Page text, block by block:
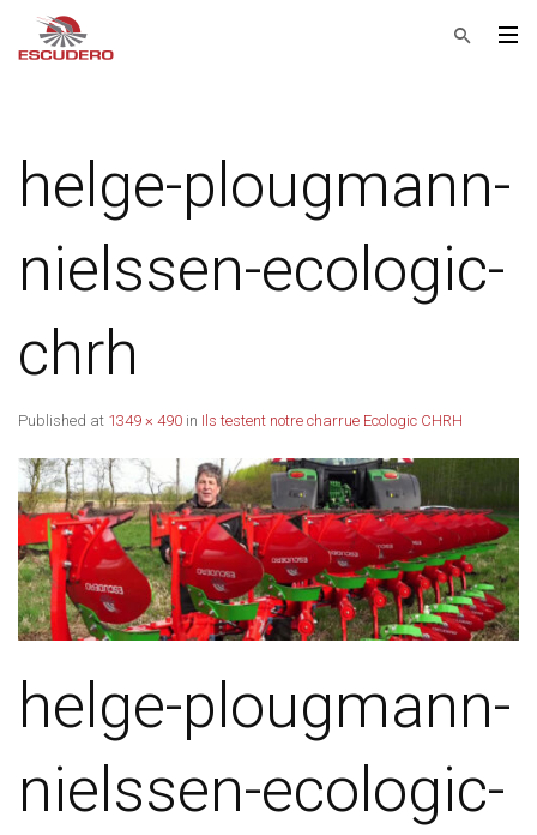
helge-plougmann-
nielssen-ecologic-
chrh
Published at 1349 × 490 in Ils testent notre charrue Ecologic CHRH
helge-plougmann-
nielssen-ecologic-